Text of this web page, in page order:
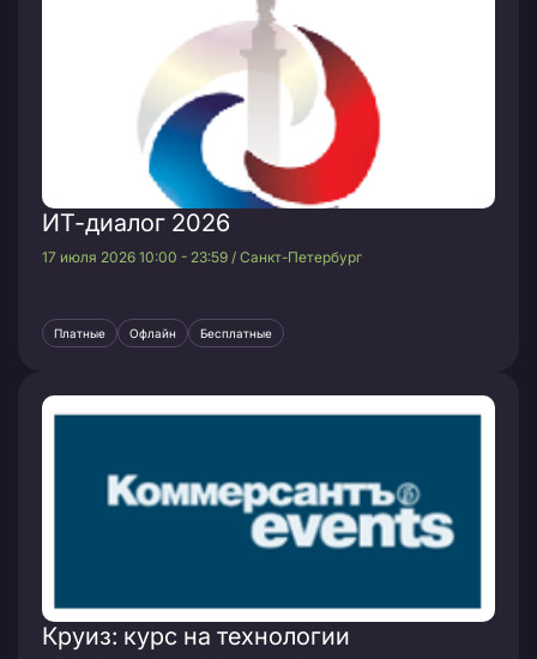
ИТ-диалог 2026
17 июля 2026 10:00 - 23:59 / Санкт-Петербург
Платные Офлайн Бесплатные
Круиз: курс на технологии